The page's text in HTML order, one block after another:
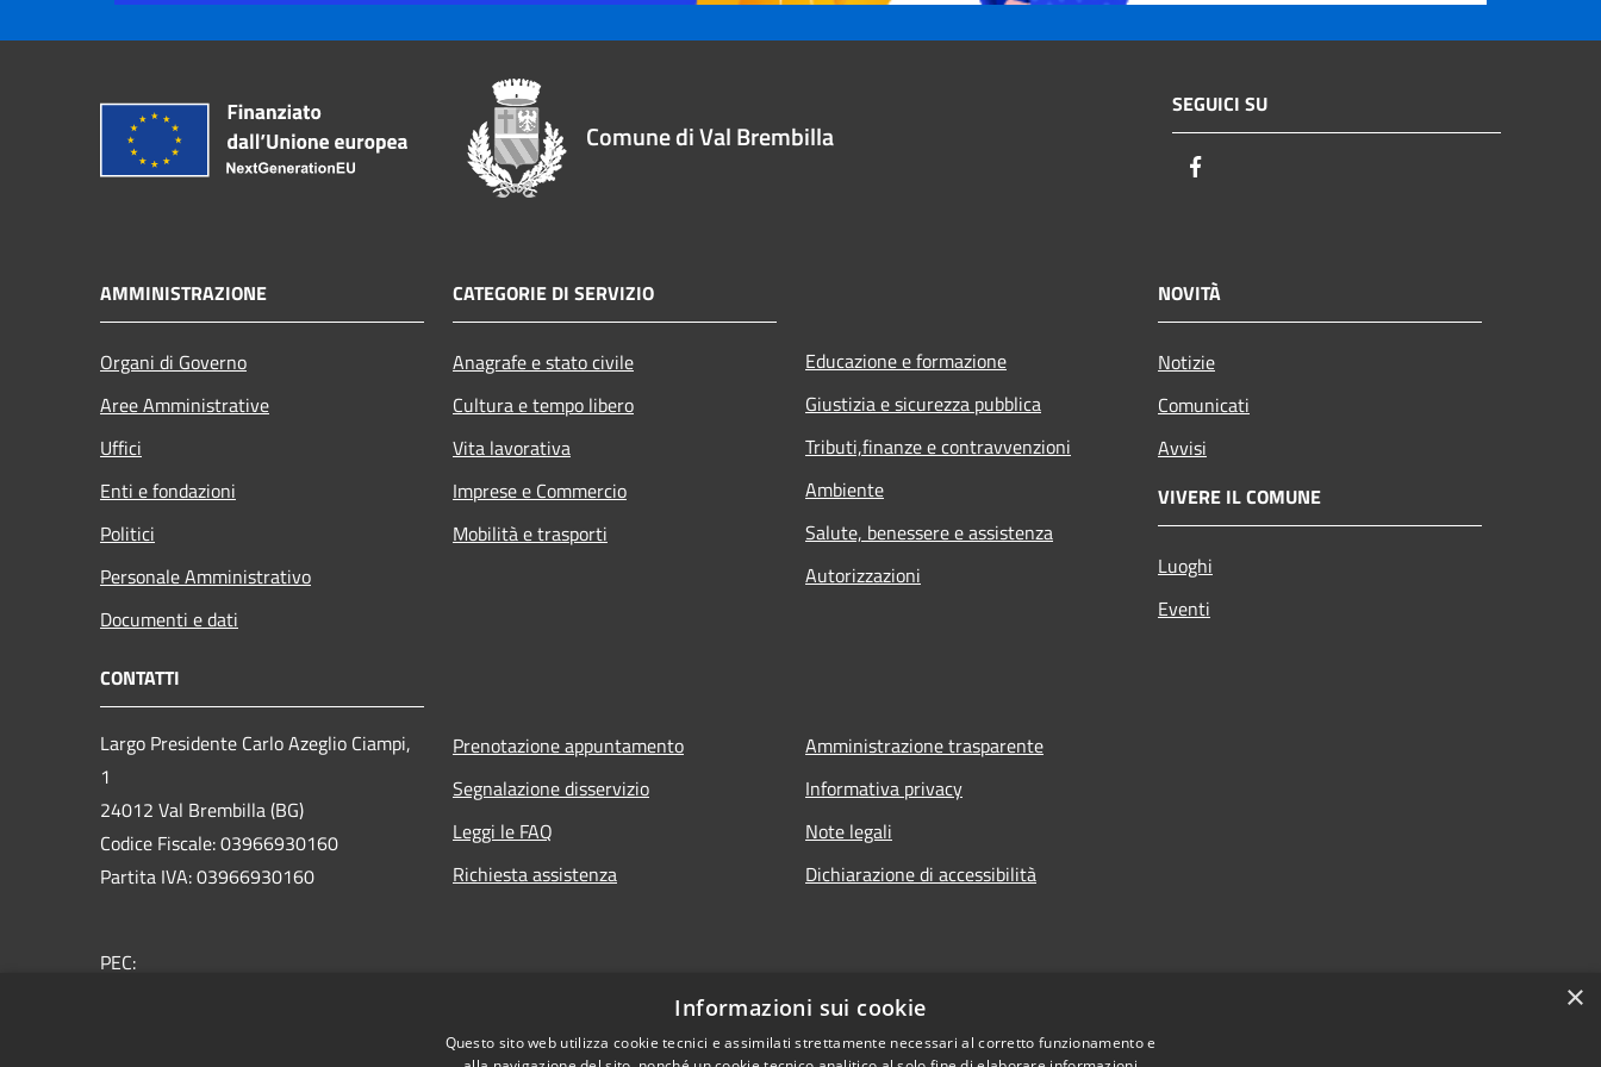
Comune di Val Brembilla
SEGUICI SU
AMMINISTRAZIONE
Organi di Governo
Aree Amministrative
Uffici
Enti e fondazioni
Politici
Personale Amministrativo
Documenti e dati
CATEGORIE DI SERVIZIO
Anagrafe e stato civile
Cultura e tempo libero
Vita lavorativa
Imprese e Commercio
Mobilità e trasporti
Educazione e formazione
Giustizia e sicurezza pubblica
Tributi,finanze e contravvenzioni
Ambiente
Salute, benessere e assistenza
Autorizzazioni
NOVITÀ
Notizie
Comunicati
Avvisi
VIVERE IL COMUNE
Luoghi
Eventi
CONTATTI
Largo Presidente Carlo Azeglio Ciampi,
1
24012 Val Brembilla (BG)
Codice Fiscale: 03966930160
Partita IVA: 03966930160
PEC:
Prenotazione appuntamento
Segnalazione disservizio
Leggi le FAQ
Richiesta assistenza
Amministrazione trasparente
Informativa privacy
Note legali
Dichiarazione di accessibilità
×
Informazioni sui cookie
Questo sito web utilizza cookie tecnici e assimilati strettamente necessari al corretto funzionamento e